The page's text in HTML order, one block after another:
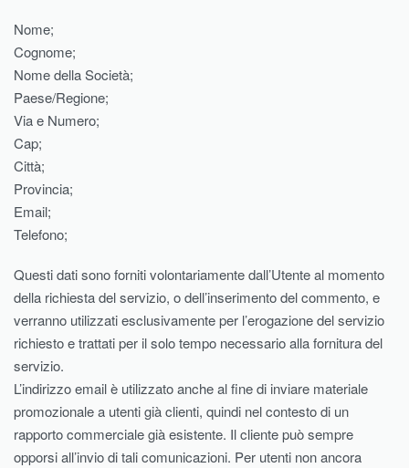
Nome;
Cognome;
Nome della Società;
Paese/Regione;
Via e Numero;
Cap;
Città;
Provincia;
Email;
Telefono;
Questi dati sono forniti volontariamente dall’Utente al momento
della richiesta del servizio, o dell’inserimento del commento, e
verranno utilizzati esclusivamente per l’erogazione del servizio
richiesto e trattati per il solo tempo necessario alla fornitura del
servizio.
L’indirizzo email è utilizzato anche al fine di inviare materiale
promozionale a utenti già clienti, quindi nel contesto di un
rapporto commerciale già esistente. Il cliente può sempre
opporsi all’invio di tali comunicazioni. Per utenti non ancora